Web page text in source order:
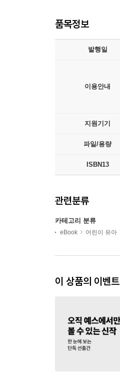
품목정보
발행일
이용안내
지원기기
파일/용량
ISBN13
관련분류
카테고리 분류
eBook 어린이 유아
이 상품의 이벤트